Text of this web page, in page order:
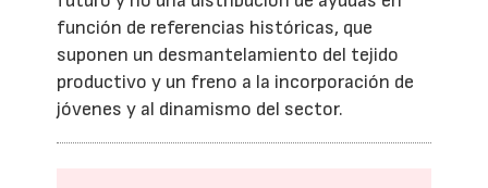
función de referencias históricas, que
suponen un desmantelamiento del tejido
productivo y un freno a la incorporación de
jóvenes y al dinamismo del sector.